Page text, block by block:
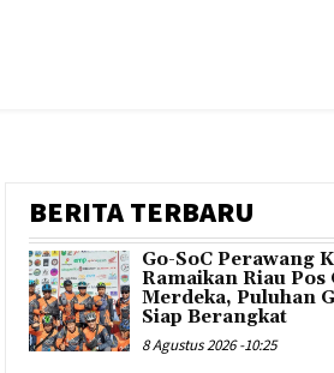
BERITA TERBARU
Go-SoC Perawang
Ramaikan Riau Pos
Merdeka, Puluhan
Siap Berangkat
8 Agustus 2026 -10:25